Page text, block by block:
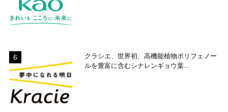
クラシエ、世界初、高機能植物ポリフェノー
ルを豊富に含むシナレンギョウ葉...